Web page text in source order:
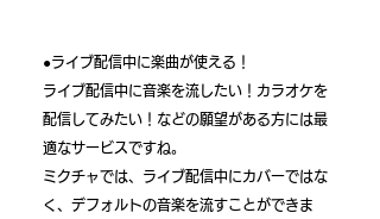
●ライブ配信中に楽曲が使える！
ライブ配信中に音楽を流したい！カラオケを
配信してみたい！などの願望がある方には最
適なサービスですね。
​ミクチャでは、ライブ配信中にカバーではな
く、デフォルトの音楽を流すことができま